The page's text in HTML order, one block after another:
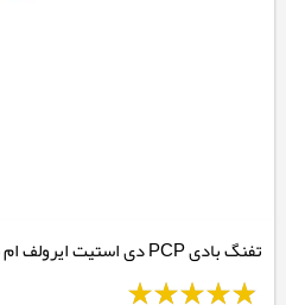
تفنگ بادی PCP دی استیت ایرولف ام سی تی Airwolf MCT